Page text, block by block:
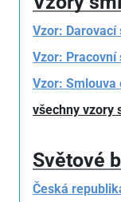
Vzor: Darovací
Vzor: Pracovní
Vzor: Smlouva
všechny vzory
Světové
Česká